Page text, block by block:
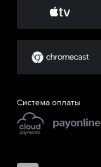
Система оплаты